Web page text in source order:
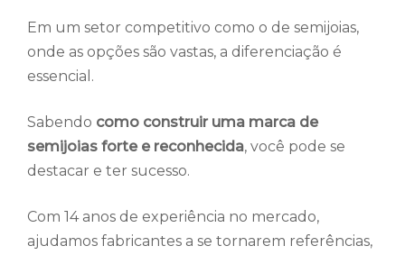
Em um setor competitivo como o de semijoias,
onde as opções são vastas, a diferenciação é
essencial.
Sabendo como construir uma marca de
semijoias forte e reconhecida, você pode se
destacar e ter sucesso.
Com 14 anos de experiência no mercado,
ajudamos fabricantes a se tornarem referências,